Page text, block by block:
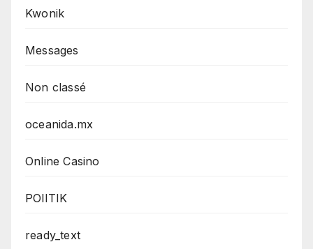
Kwonik
Messages
Non classé
oceanida.mx
Online Casino
POlITIK
ready_text